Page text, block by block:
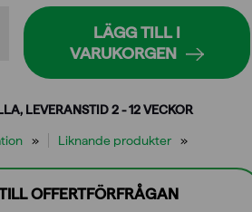
LEVERANSTID 2 - 12 VECKOR
LÄGG TILL I
VARUKORGEN
Liknande produkter
OFFERTFÖRFRÅGAN